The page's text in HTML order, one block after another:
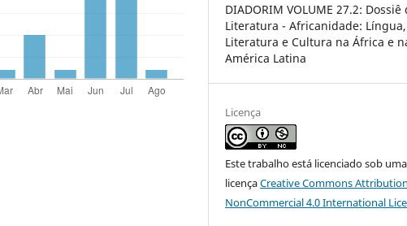
DIADORIM VOLUME 27.2: Dossiê
Literatura - Africanidade: Língua,
Literatura e Cultura na África e
América Latina
Licença
Este trabalho está licenciado sob uma
licençaCreative Commons
NonCommercial 4.0 International